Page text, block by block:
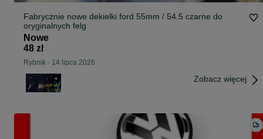
Fabrycznie nowe dekielki ford 55mm / 54.5 czarne do
oryginalnych felg
Nowe
48 zł
Rybnik - 14 lipca 2026
Zobacz więcej